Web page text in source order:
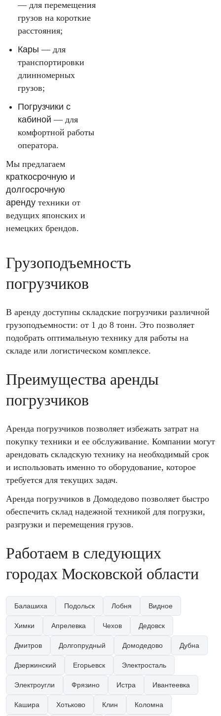
— для перемещения
грузов на короткие
расстояния;
Кары — для
транспортировки
длинномерных
грузов;
Погрузчики с
кабиной — для
комфортной работы
оператора.
Мы предлагаем
краткосрочную и
долгосрочную
аренду техники от
ведущих японских и
немецких брендов.
Грузоподъемность
погрузчиков
В аренду доступны складские погрузчики различной
грузоподъемности: от 1 до 8 тонн. Это позволяет
подобрать оптимальную технику для работы на
складе или логистическом комплексе.
Преимущества аренды
погрузчиков
Аренда погрузчиков позволяет избежать затрат на
покупку техники и ее обслуживание. Компании могут
арендовать складскую технику на необходимый срок
и использовать именно то оборудование, которое
требуется для текущих задач.
Аренда погрузчиков в Домодедово позволяет быстро
обеспечить склад надежной техникой для погрузки,
разгрузки и перемещения грузов.
Работаем в следующих
городах Московской области
Балашиха Подольск Лобня Видное
Химки Апрелевка Чехов Дедовск
Дмитров Долгопрудный Домодедово Дубна
Дзержинский Егорьевск Электросталь
Электроугли Фрязино Истра Ивантеевка
Кашира Хотьково Клин Коломна